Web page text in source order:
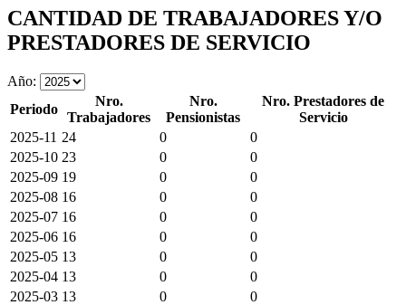
CANTIDAD DE TRABAJADORES Y/O
PRESTADORES DE SERVICIO
Año:
Periodo
Nro.
Trabajadores
Nro.
Pensionistas
Nro. Prestadores de
Servicio
2025-11 24 0
0
2025-10 23 0
0
2025-09 19 0
0
2025-08 16 0
0
2025-07 16 0
0
2025-06 16 0
0
2025-05 13 0
0
2025-04 13 0
0
2025-03 13 0
0